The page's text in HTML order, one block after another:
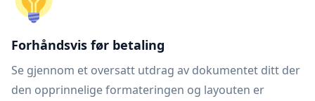
Forhåndsvis før betaling
Se gjennom et oversatt utdrag av dokumentet ditt der
den opprinnelige formateringen og layouten er